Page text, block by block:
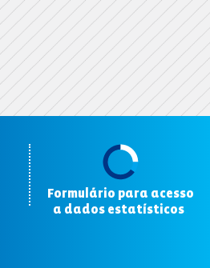
Formulário para acesso
a dados estatísticos